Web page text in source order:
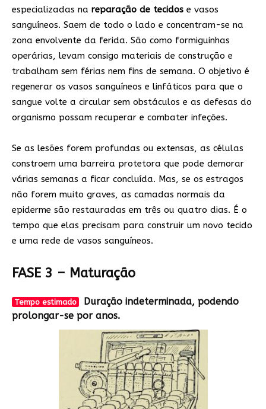
especializadas na reparação de tecidos e vasos
sanguíneos. Saem de todo o lado e concentram-se na
zona envolvente da ferida. São como formiguinhas
operárias, levam consigo materiais de construção e
trabalham sem férias nem fins de semana. O objetivo é
regenerar os vasos sanguíneos e linfáticos para que o
sangue volte a circular sem obstáculos e as defesas do
organismo possam recuperar e combater infeções.
Se as lesões forem profundas ou extensas, as células
constroem uma barreira protetora que pode demorar
várias semanas a ficar concluída. Mas, se os estragos
não forem muito graves, as camadas normais da
epiderme são restauradas em três ou quatro dias. É o
tempo que elas precisam para construir um novo tecido
e uma rede de vasos sanguíneos.
FASE 3 – Maturação
Tempo estimado
Duração indeterminada, podendo
prolongar-se por anos.